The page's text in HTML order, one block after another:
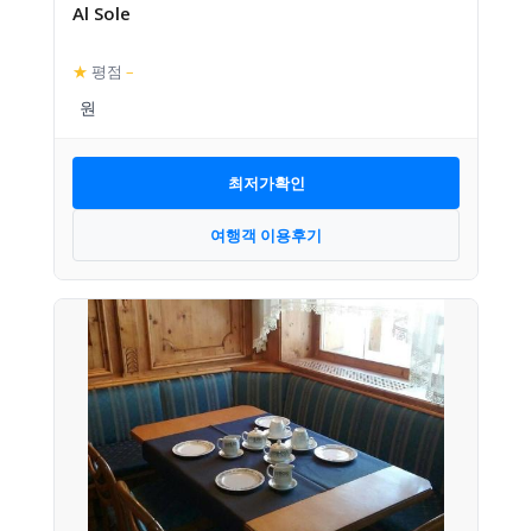
Al Sole
★ 평점 –
최저가확인
여행객 이용후기